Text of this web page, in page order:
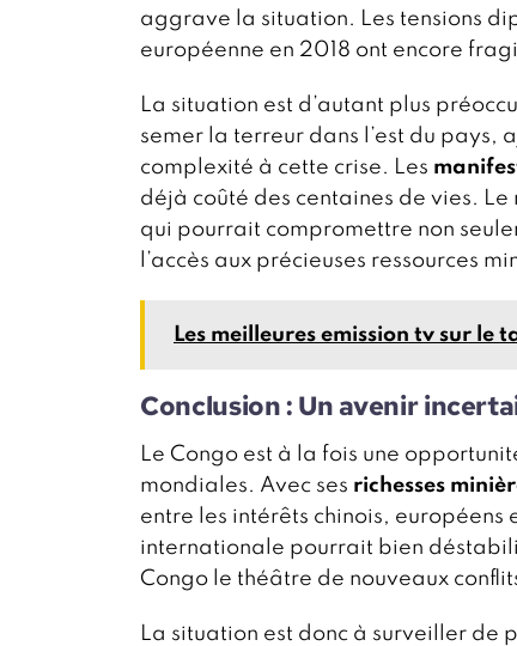
aggrave la situation. Les tensions
européenne en 2018 ont encore
La situation est d’autant plus
semer la terreur dans l’est du pays,
complexité à cette crise. Les
déjà coûté des centaines de vies.
qui pourrait compromettre non
l’accès aux précieuses ressources
Les meilleures emission tv sur le
Conclusion : Un avenir
Le Congo est à la fois une
mondiales. Avec ses richesses
entre les intérêts chinois,
internationale pourrait bien
Congo le théâtre de nouveaux
La situation est donc à surveiller de